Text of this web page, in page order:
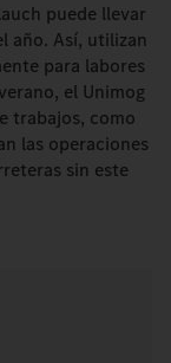
puede llevar
año. Así, utilizan
para labores
el Unimog
trabajos, como
las operaciones
sin este